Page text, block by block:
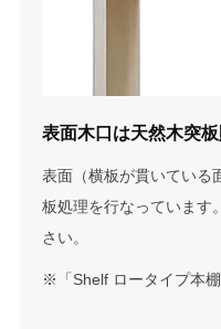
表面木口は天然木突板
表面（横板が貫いている
板処理を行なっています
さい。
※「Shelf ロータイプ本